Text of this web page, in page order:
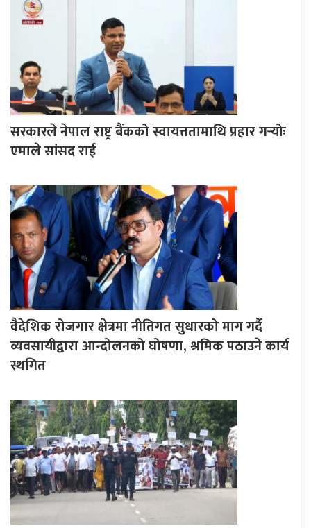
सरकारले नेपाल राष्ट्र बैंकको स्वायत्ततामाथि प्रहार गर्‍योः
एमाले सांसद राई
वैदेशिक रोजगार क्षेत्रमा नीतिगत सुधारको माग गर्दै
व्यवसायीद्वारा आन्दोलनको घोषणा, श्रमिक पठाउने कार्य
स्थगित